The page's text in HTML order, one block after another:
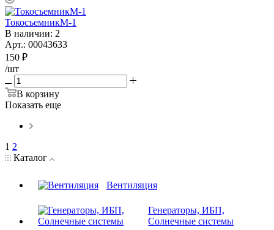
ТокосъемникМ-1
В наличии: 2
Арт.: 00043633
150 ₽
/шт
В корзину
Показать еще
1 2
Каталог
Вентиляция
Генераторы, ИБП,
Солнечные системы